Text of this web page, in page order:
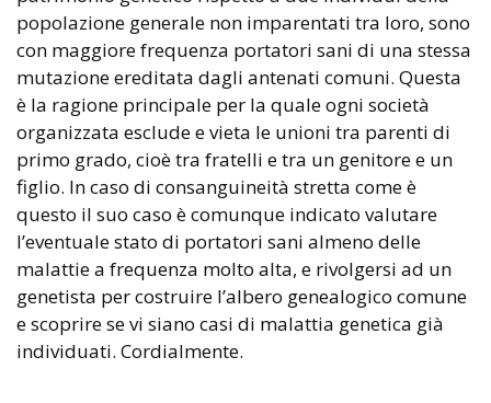
popolazione generale non imparentati tra loro, sono
con maggiore frequenza portatori sani di una stessa
mutazione ereditata dagli antenati comuni. Questa
è la ragione principale per la quale ogni società
organizzata esclude e vieta le unioni tra parenti di
primo grado, cioè tra fratelli e tra un genitore e un
figlio. In caso di consanguineità stretta come è
questo il suo caso è comunque indicato valutare
l’eventuale stato di portatori sani almeno delle
malattie a frequenza molto alta, e rivolgersi ad un
genetista per costruire l’albero genealogico comune
e scoprire se vi siano casi di malattia genetica già
individuati. Cordialmente.